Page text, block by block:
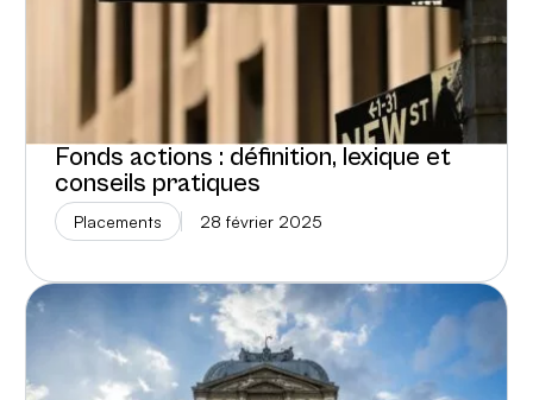
Fonds actions : définition, lexique et
conseils pratiques
Placements 28 février 2025